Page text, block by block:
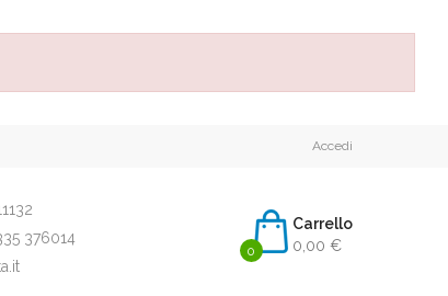
Accedi
376014
Carrello
0,00 €
0